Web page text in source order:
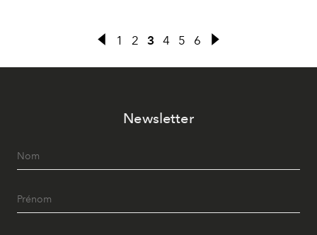
1 2 3 4 5 6
Newsletter